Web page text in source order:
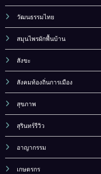
วัฒนธรรมไทย
สมุนไพรผักพื้นบ้าน
สังขะ
สังคมท้องถิ่นการเมือง
สุขภาพ
สุรินทร์รีวิว
อาญากรรม
เกษตรกร